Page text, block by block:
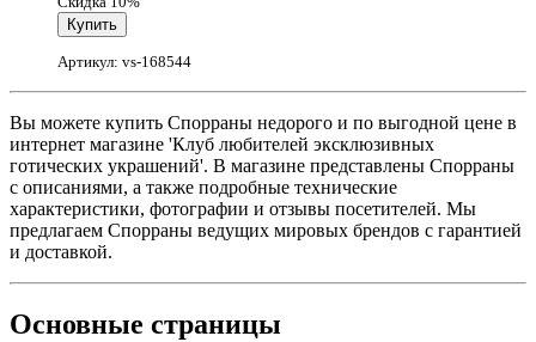
Артикул: vs-168544
Вы можете купить Спорраны недорого и по выгодной цене в
интернет магазине 'Клуб любителей эксклюзивных
готических украшений'. В магазине представлены Спорраны
с описаниями, а также подробные технические
характеристики, фотографии и отзывы посетителей. Мы
предлагаем Спорраны ведущих мировых брендов с гарантией
и доставкой.
Основные страницы